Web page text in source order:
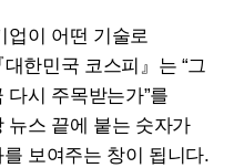
업이 어떤 기술로
한민국 코스피』는 “그
시 주목받는가”를
뉴스 끝에 붙는 숫자가
보여주는 창이 됩니다.